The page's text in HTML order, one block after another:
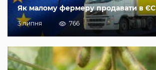
Як малому фермеру продавати в ЄС
3 липня 766